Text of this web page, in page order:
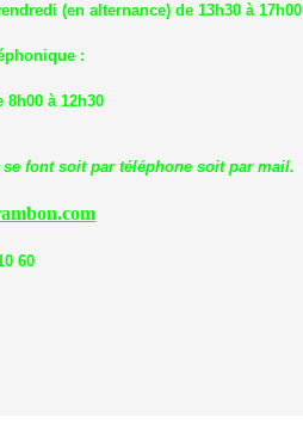
(en alternance) de 13h30 à 17h00
:
à 12h30
font soit par téléphone soit par mail.
60